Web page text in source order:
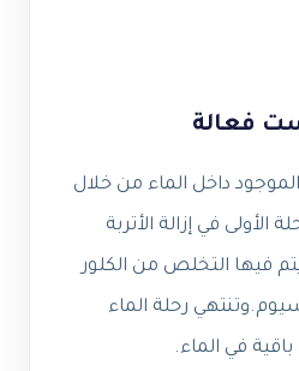
فعالة
داخل الماء من خلال
الأولى في إزالة الأتربة
يتم فيها التخلص من الكلور
رحلة الماء
باقية في الماء.